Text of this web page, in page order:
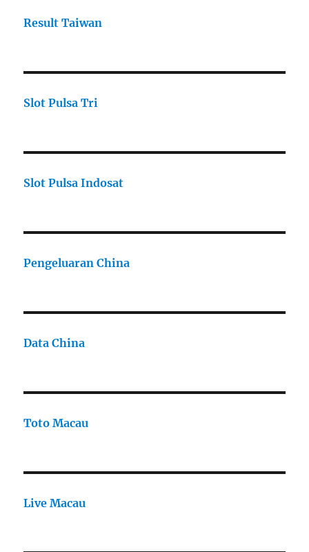
Result Taiwan
Slot Pulsa Tri
Slot Pulsa Indosat
Pengeluaran China
Data China
Toto Macau
Live Macau